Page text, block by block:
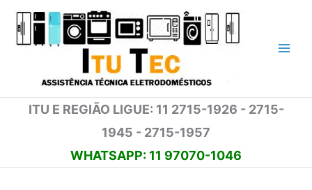
para
ITU E REGIÃO LIGUE: 11 2715-1926 - 2715-
1945 - 2715-1957
WHATSAPP: 11 97070-1046